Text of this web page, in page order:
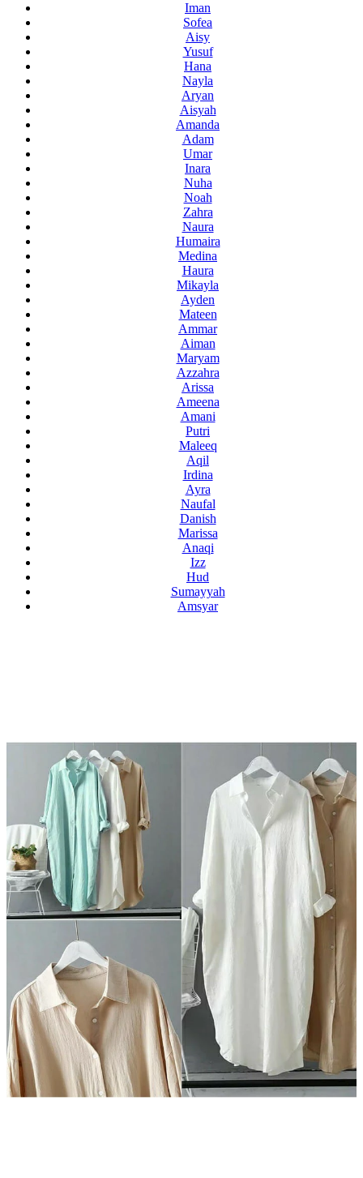
Iman
Sofea
Aisy
Yusuf
Hana
Nayla
Aryan
Aisyah
Amanda
Adam
Umar
Inara
Nuha
Noah
Zahra
Naura
Humaira
Medina
Haura
Mikayla
Ayden
Mateen
Ammar
Aiman
Maryam
Azzahra
Arissa
Ameena
Amani
Putri
Maleeq
Aqil
Irdina
Ayra
Naufal
Danish
Marissa
Anaqi
Izz
Hud
Sumayyah
Amsyar